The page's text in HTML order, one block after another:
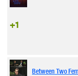
+1
Between Two